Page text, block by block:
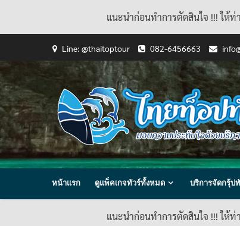
แนะนำก่อนทำการตัดสินใจ !!! ให้
content
Line: @thaitoptour 082-6456663
หน้าแรก ดูแพ็คเกจทัวร์ทั้งหมด บริการจัดกรุ้
แนะนำก่อนทำการตัดสินใจ !!! ให้